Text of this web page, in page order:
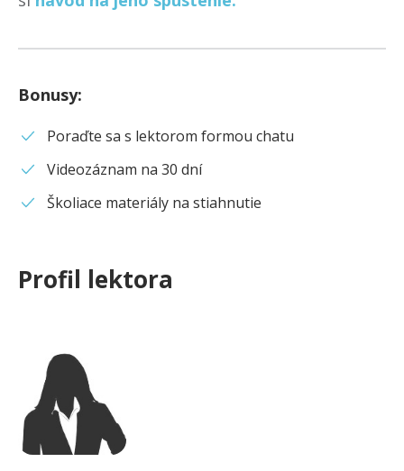
Bonusy:
Poraďte sa s lektorom formou chatu
Videozáznam na 30 dní
Školiace materiály na stiahnutie
Profil lektora